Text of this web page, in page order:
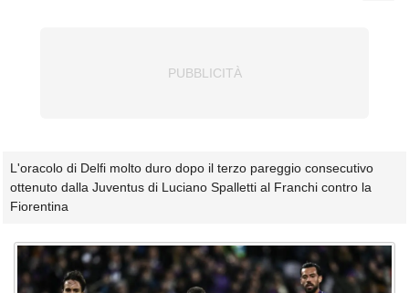
L'oracolo di Delfi molto duro dopo il terzo pareggio consecutivo
ottenuto dalla Juventus di Luciano Spalletti al Franchi contro la
Fiorentina